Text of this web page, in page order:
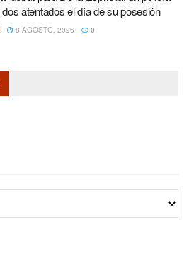
atentados el día de su posesión
8 AGOSTO, 2026 0